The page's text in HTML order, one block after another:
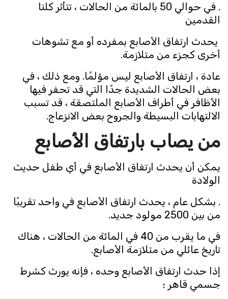
. في حوالي 50 بالمائة من الحالات ، تتأثر كلتا
القدمين
يحدث ارتفاق الأصابع بمفرده أو مع تشوهات
أخرى كجزء من متلازمة.
عادة ، ارتفاق الأصابع ليس مؤلمًا. ومع ذلك ، في
بعض الحالات الشديدة جدًا التي قد تحفر فيها
الأظافر في أطراف الأصابع الملتصقة ، قد تسبب
الالتهابات البسيطة والجروح بعض الانزعاج.
من يصاب بارتفاق الأصابع
يمكن أن يحدث ارتفاق الأصابع في أي طفل حديث
الولادة
. بشكل عام ، يحدث ارتفاق الأصابع في واحد تقريبًا
من بين 2500 مولود جديد.
في ما يقرب من 40 في المائة من الحالات ، هناك
تاريخ عائلي من متلازمة الأصابع.
إذا حدث ارتفاق الأصابع وحده ، فإنه يورث كشرط
جسمي قاهر ؛